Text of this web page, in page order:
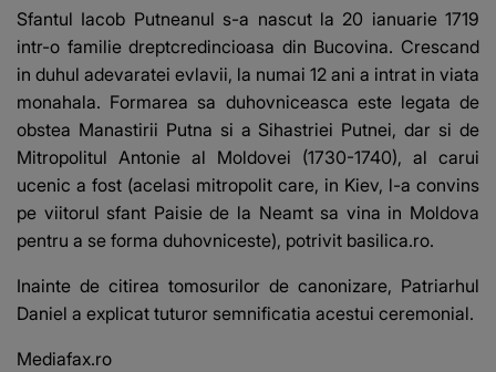
fanilor
Sfantul Iacob Putneanul s-a nascut la 20 ianuarie 1719
intr-o familie dreptcredincioasa din Bucovina. Crescand
in duhul adevaratei evlavii, la numai 12 ani a intrat in viata
monahala. Formarea sa duhovniceasca este legata de
obstea Manastirii Putna si a Sihastriei Putnei, dar si de
Mitropolitul Antonie al Moldovei (1730-1740), al carui
ucenic a fost (acelasi mitropolit care, in Kiev, l-a convins
pe viitorul sfant Paisie de la Neamt sa vina in Moldova
pentru a se forma duhovniceste), potrivit basilica.ro.
Inainte de citirea tomosurilor de canonizare, Patriarhul
Daniel a explicat tuturor semnificatia acestui ceremonial.
Mediafax.ro